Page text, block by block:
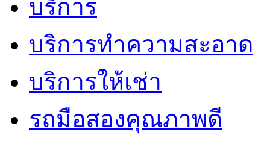
บริการ
บริการทำความสะอาด
บริการให้เช่า
รถมือสองคุณภาพดี